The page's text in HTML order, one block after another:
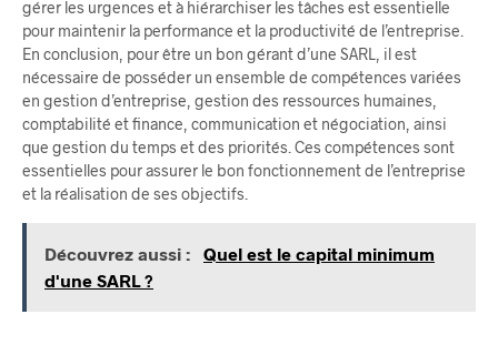
gérer les urgences et à hiérarchiser les tâches est essentielle
pour maintenir la performance et la productivité de l’entreprise.
En conclusion, pour être un bon gérant d’une SARL, il est
nécessaire de posséder un ensemble de compétences variées
en gestion d’entreprise, gestion des ressources humaines,
comptabilité et finance, communication et négociation, ainsi
que gestion du temps et des priorités. Ces compétences sont
essentielles pour assurer le bon fonctionnement de l’entreprise
et la réalisation de ses objectifs.
Découvrez aussi :
Quel est le capital minimum
d'une SARL ?